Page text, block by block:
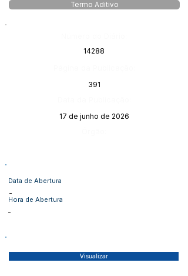
Termo Aditivo
14288
391
17 de junho de 2026
Data de Abertura
-
Hora de Abertura
-
Visualizar